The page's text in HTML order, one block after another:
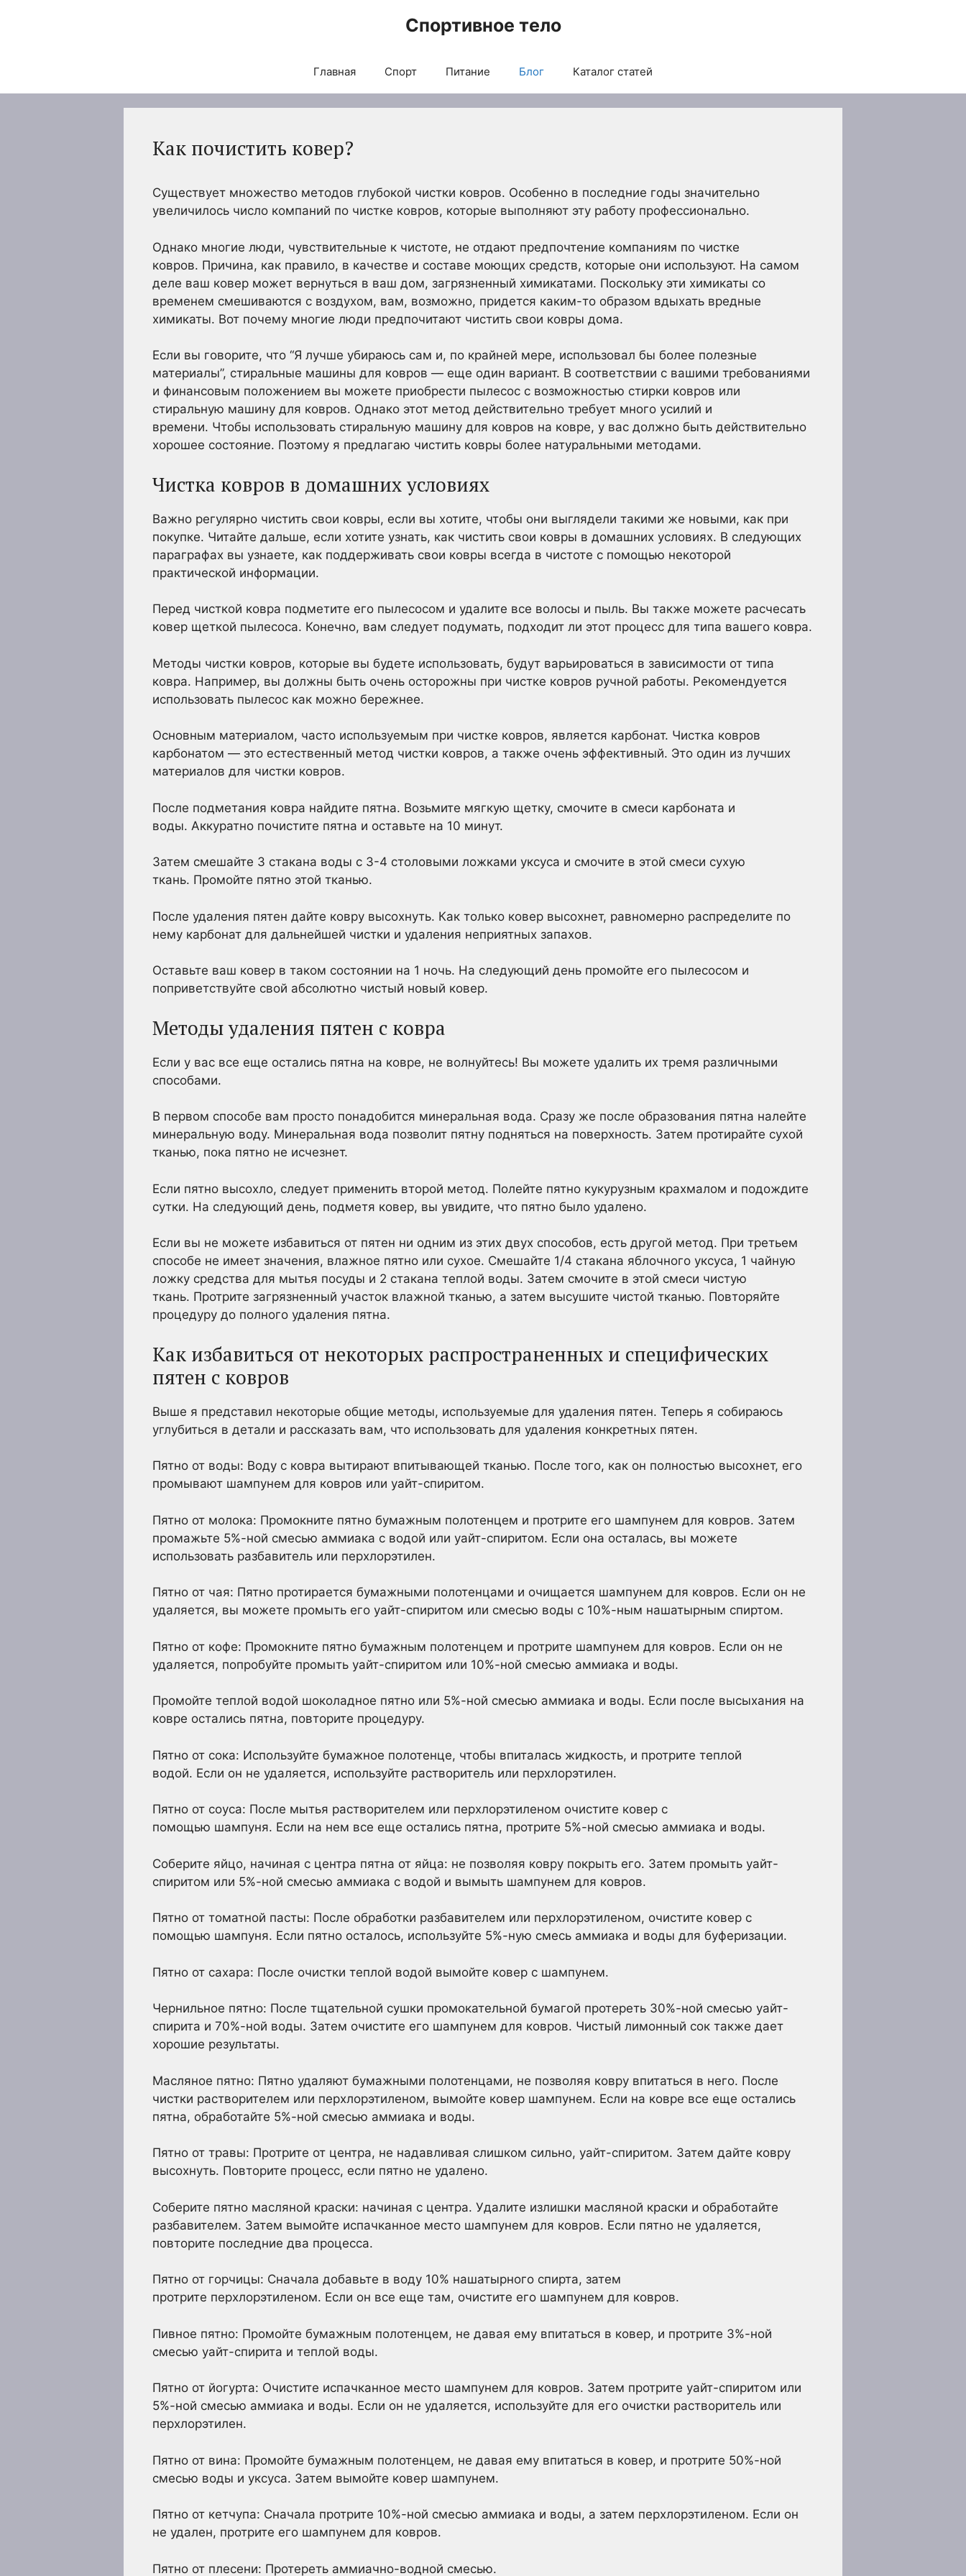
Спортивное тело
Главная Спорт Питание Блог Каталог статей
Как почистить ковер?
Существует множество методов глубокой чистки ковров. Особенно в последние годы значительно
увеличилось число компаний по чистке ковров, которые выполняют эту работу профессионально.
Однако многие люди, чувствительные к чистоте, не отдают предпочтение компаниям по чистке
ковров. Причина, как правило, в качестве и составе моющих средств, которые они используют. На самом
деле ваш ковер может вернуться в ваш дом, загрязненный химикатами. Поскольку эти химикаты со
временем смешиваются с воздухом, вам, возможно, придется каким-то образом вдыхать вредные
химикаты. Вот почему многие люди предпочитают чистить свои ковры дома.
Если вы говорите, что “Я лучше убираюсь сам и, по крайней мере, использовал бы более полезные
материалы”, стиральные машины для ковров — еще один вариант. В соответствии с вашими требованиями
и финансовым положением вы можете приобрести пылесос с возможностью стирки ковров или
стиральную машину для ковров. Однако этот метод действительно требует много усилий и
времени. Чтобы использовать стиральную машину для ковров на ковре, у вас должно быть действительно
хорошее состояние. Поэтому я предлагаю чистить ковры более натуральными методами.
Чистка ковров в домашних условиях
Важно регулярно чистить свои ковры, если вы хотите, чтобы они выглядели такими же новыми, как при
покупке. Читайте дальше, если хотите узнать, как чистить свои ковры в домашних условиях. В следующих
параграфах вы узнаете, как поддерживать свои ковры всегда в чистоте с помощью некоторой
практической информации.
Перед чисткой ковра подметите его пылесосом и удалите все волосы и пыль. Вы также можете расчесать
ковер щеткой пылесоса. Конечно, вам следует подумать, подходит ли этот процесс для типа вашего ковра.
Методы чистки ковров, которые вы будете использовать, будут варьироваться в зависимости от типа
ковра. Например, вы должны быть очень осторожны при чистке ковров ручной работы. Рекомендуется
использовать пылесос как можно бережнее.
Основным материалом, часто используемым при чистке ковров, является карбонат. Чистка ковров
карбонатом — это естественный метод чистки ковров, а также очень эффективный. Это один из лучших
материалов для чистки ковров.
После подметания ковра найдите пятна. Возьмите мягкую щетку, смочите в смеси карбоната и
воды. Аккуратно почистите пятна и оставьте на 10 минут.
Затем смешайте 3 стакана воды с 3-4 столовыми ложками уксуса и смочите в этой смеси сухую
ткань. Промойте пятно этой тканью.
После удаления пятен дайте ковру высохнуть. Как только ковер высохнет, равномерно распределите по
нему карбонат для дальнейшей чистки и удаления неприятных запахов.
Оставьте ваш ковер в таком состоянии на 1 ночь. На следующий день промойте его пылесосом и
поприветствуйте свой абсолютно чистый новый ковер.
Методы удаления пятен с ковра
Если у вас все еще остались пятна на ковре, не волнуйтесь! Вы можете удалить их тремя различными
способами.
В первом способе вам просто понадобится минеральная вода. Сразу же после образования пятна налейте
минеральную воду. Минеральная вода позволит пятну подняться на поверхность. Затем протирайте сухой
тканью, пока пятно не исчезнет.
Если пятно высохло, следует применить второй метод. Полейте пятно кукурузным крахмалом и подождите
сутки. На следующий день, подметя ковер, вы увидите, что пятно было удалено.
Если вы не можете избавиться от пятен ни одним из этих двух способов, есть другой метод. При третьем
способе не имеет значения, влажное пятно или сухое. Смешайте 1/4 стакана яблочного уксуса, 1 чайную
ложку средства для мытья посуды и 2 стакана теплой воды. Затем смочите в этой смеси чистую
ткань. Протрите загрязненный участок влажной тканью, а затем высушите чистой тканью. Повторяйте
процедуру до полного удаления пятна.
Как избавиться от некоторых распространенных и специфических
пятен с ковров
Выше я представил некоторые общие методы, используемые для удаления пятен. Теперь я собираюсь
углубиться в детали и рассказать вам, что использовать для удаления конкретных пятен.
Пятно от воды: Воду с ковра вытирают впитывающей тканью. После того, как он полностью высохнет, его
промывают шампунем для ковров или уайт-спиритом.
Пятно от молока: Промокните пятно бумажным полотенцем и протрите его шампунем для ковров. Затем
промажьте 5%-ной смесью аммиака с водой или уайт-спиритом. Если она осталась, вы можете
использовать разбавитель или перхлорэтилен.
Пятно от чая: Пятно протирается бумажными полотенцами и очищается шампунем для ковров. Если он не
удаляется, вы можете промыть его уайт-спиритом или смесью воды с 10%-ным нашатырным спиртом.
Пятно от кофе: Промокните пятно бумажным полотенцем и протрите шампунем для ковров. Если он не
удаляется, попробуйте промыть уайт-спиритом или 10%-ной смесью аммиака и воды.
Промойте теплой водой шоколадное пятно или 5%-ной смесью аммиака и воды. Если после высыхания на
ковре остались пятна, повторите процедуру.
Пятно от сока: Используйте бумажное полотенце, чтобы впиталась жидкость, и протрите теплой
водой. Если он не удаляется, используйте растворитель или перхлорэтилен.
Пятно от соуса: После мытья растворителем или перхлорэтиленом очистите ковер с
помощью шампуня. Если на нем все еще остались пятна, протрите 5%-ной смесью аммиака и воды.
Соберите яйцо, начиная с центра пятна от яйца: не позволяя ковру покрыть его. Затем промыть уайт-
спиритом или 5%-ной смесью аммиака с водой и вымыть шампунем для ковров.
Пятно от томатной пасты: После обработки разбавителем или перхлорэтиленом, очистите ковер с
помощью шампуня. Если пятно осталось, используйте 5%-ную смесь аммиака и воды для буферизации.
Пятно от сахара: После очистки теплой водой вымойте ковер с шампунем.
Чернильное пятно: После тщательной сушки промокательной бумагой протереть 30%-ной смесью уайт-
спирита и 70%-ной воды. Затем очистите его шампунем для ковров. Чистый лимонный сок также дает
хорошие результаты.
Масляное пятно: Пятно удаляют бумажными полотенцами, не позволяя ковру впитаться в него. После
чистки растворителем или перхлорэтиленом, вымойте ковер шампунем. Если на ковре все еще остались
пятна, обработайте 5%-ной смесью аммиака и воды.
Пятно от травы: Протрите от центра, не надавливая слишком сильно, уайт-спиритом. Затем дайте ковру
высохнуть. Повторите процесс, если пятно не удалено.
Соберите пятно масляной краски: начиная с центра. Удалите излишки масляной краски и обработайте
разбавителем. Затем вымойте испачканное место шампунем для ковров. Если пятно не удаляется,
повторите последние два процесса.
Пятно от горчицы: Сначала добавьте в воду 10% нашатырного спирта, затем
протрите перхлорэтиленом. Если он все еще там, очистите его шампунем для ковров.
Пивное пятно: Промойте бумажным полотенцем, не давая ему впитаться в ковер, и протрите 3%-ной
смесью уайт-спирита и теплой воды.
Пятно от йогурта: Очистите испачканное место шампунем для ковров. Затем протрите уайт-спиритом или
5%-ной смесью аммиака и воды. Если он не удаляется, используйте для его очистки растворитель или
перхлорэтилен.
Пятно от вина: Промойте бумажным полотенцем, не давая ему впитаться в ковер, и протрите 50%-ной
смесью воды и уксуса. Затем вымойте ковер шампунем.
Пятно от кетчупа: Сначала протрите 10%-ной смесью аммиака и воды, а затем перхлорэтиленом. Если он
не удален, протрите его шампунем для ковров.
Пятно от плесени: Протереть аммиачно-водной смесью.